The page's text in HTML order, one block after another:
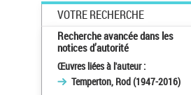
VOTRE RECHERCHE
Recherche avancée dans les
notices d’autorité
Œuvres liées à l'auteur :
Temperton, Rod (1947-2016)